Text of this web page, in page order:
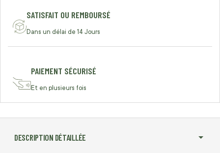
SATISFAIT OU REMBOURSÉ
Dans un délai de 14 Jours
PAIEMENT SÉCURISÉ
Et en plusieurs fois
DESCRIPTION DÉTAILLÉE